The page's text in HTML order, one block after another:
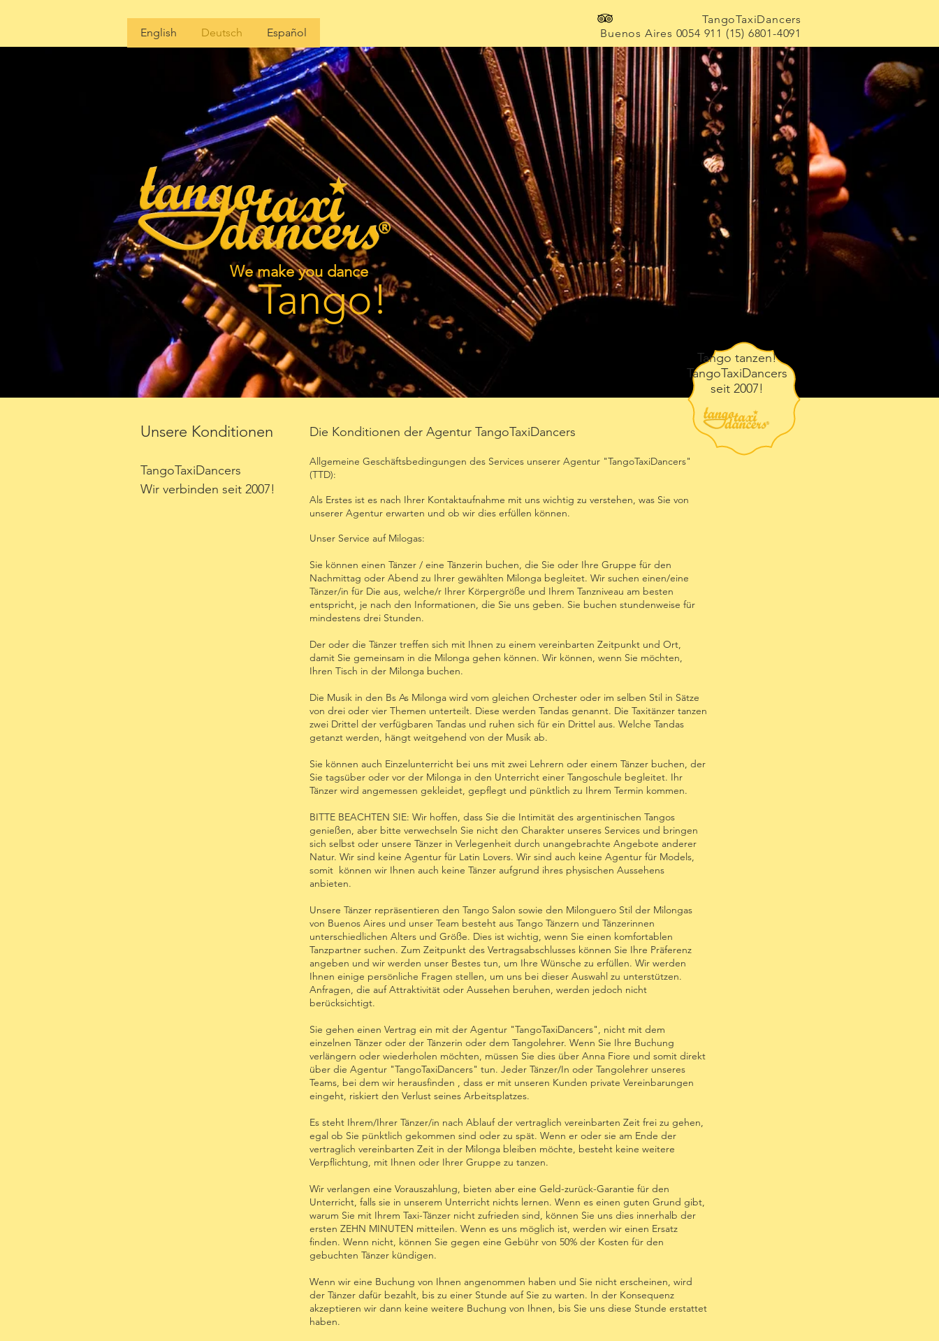
English Deutsch Español
TangoTaxiDancers
Buenos Aires 0054 911 (15) 6801-4091
We make you dance
Tango!
Tango tanzen!
TangoTaxiDancers
seit 2007!
Unsere Konditionen
TangoTaxiDancers
Wir verbinden seit 2007!
Die Konditionen der Agentur TangoTaxiDancers
Allgemeine Geschäftsbedingungen des Services unserer Agentur "TangoTaxiDancers"
(TTD):
Als Erstes ist es nach Ihrer Kontaktaufnahme mit uns wichtig zu verstehen, was Sie von
unserer Agentur erwarten und ob wir dies erfüllen können.
Unser Service auf Milogas:
Sie können einen Tänzer / eine Tänzerin buchen, die Sie oder Ihre Gruppe für den
Nachmittag oder Abend zu Ihrer gewählten Milonga begleitet. Wir suchen einen/eine
Tänzer/in für Die aus, welche/r Ihrer Körpergröße und Ihrem Tanzniveau am besten
entspricht, je nach den Informationen, die Sie uns geben. Sie buchen stundenweise für
mindestens drei Stunden.
Der oder die Tänzer treffen sich mit Ihnen zu einem vereinbarten Zeitpunkt und Ort,
damit Sie gemeinsam in die Milonga gehen können. Wir können, wenn Sie möchten,
Ihren Tisch in der Milonga buchen.
Die Musik in den Bs As Milonga wird vom gleichen Orchester oder im selben Stil in Sätze
von drei oder vier Themen unterteilt. Diese werden Tandas genannt. Die Taxitänzer tanzen
zwei Drittel der verfügbaren Tandas und ruhen sich für ein Drittel aus. Welche Tandas
getanzt werden, hängt weitgehend von der Musik ab.
Sie können auch Einzelunterricht bei uns mit zwei Lehrern oder einem Tänzer buchen, der
Sie tagsüber oder vor der Milonga in den Unterricht einer Tangoschule begleitet. Ihr
Tänzer wird angemessen gekleidet, gepflegt und pünktlich zu Ihrem Termin kommen.
BITTE BEACHTEN SIE: Wir hoffen, dass Sie die Intimität des argentinischen Tangos
genießen, aber bitte verwechseln Sie nicht den Charakter unseres Services und bringen
sich selbst oder unsere Tänzer in Verlegenheit durch unangebrachte Angebote anderer
Natur. Wir sind keine Agentur für Latin Lovers. Wir sind auch keine Agentur für Models,
somit können wir Ihnen auch keine Tänzer aufgrund ihres physischen Aussehens
anbieten.
Unsere Tänzer repräsentieren den Tango Salon sowie den Milonguero Stil der Milongas
von Buenos Aires und unser Team besteht aus Tango Tänzern und Tänzerinnen
unterschiedlichen Alters und Größe. Dies ist wichtig, wenn Sie einen komfortablen
Tanzpartner suchen. Zum Zeitpunkt des Vertragsabschlusses können Sie Ihre Präferenz
angeben und wir werden unser Bestes tun, um Ihre Wünsche zu erfüllen. Wir werden
Ihnen einige persönliche Fragen stellen, um uns bei dieser Auswahl zu unterstützen.
Anfragen, die auf Attraktivität oder Aussehen beruhen, werden jedoch nicht
berücksichtigt.
Sie gehen einen Vertrag ein mit der Agentur "TangoTaxiDancers", nicht mit dem
einzelnen Tänzer oder der Tänzerin oder dem Tangolehrer. Wenn Sie Ihre Buchung
verlängern oder wiederholen möchten, müssen Sie dies über Anna Fiore und somit direkt
über die Agentur "TangoTaxiDancers" tun. Jeder Tänzer/In oder Tangolehrer unseres
Teams, bei dem wir herausfinden , dass er mit unseren Kunden private Vereinbarungen
eingeht, riskiert den Verlust seines Arbeitsplatzes.
Es steht Ihrem/Ihrer Tänzer/in nach Ablauf der vertraglich vereinbarten Zeit frei zu gehen,
egal ob Sie pünktlich gekommen sind oder zu spät. Wenn er oder sie am Ende der
vertraglich vereinbarten Zeit in der Milonga bleiben möchte, besteht keine weitere
Verpflichtung, mit Ihnen oder Ihrer Gruppe zu tanzen.
Wir verlangen eine Vorauszahlung, bieten aber eine Geld-zurück-Garantie für den
Unterricht, falls sie in unserem Unterricht nichts lernen. Wenn es einen guten Grund gibt,
warum Sie mit Ihrem Taxi-Tänzer nicht zufrieden sind, können Sie uns dies innerhalb der
ersten ZEHN MINUTEN mitteilen. Wenn es uns möglich ist, werden wir einen Ersatz
finden. Wenn nicht, können Sie gegen eine Gebühr von 50% der Kosten für den
gebuchten Tänzer kündigen.
Wenn wir eine Buchung von Ihnen angenommen haben und Sie nicht erscheinen, wird
der Tänzer dafür bezahlt, bis zu einer Stunde auf Sie zu warten. In der Konsequenz
akzeptieren wir dann keine weitere Buchung von Ihnen, bis Sie uns diese Stunde erstattet
haben.